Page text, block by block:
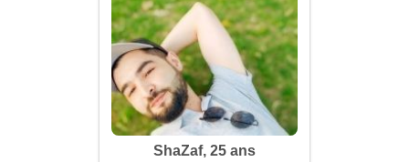
ShaZaf, 25 ans